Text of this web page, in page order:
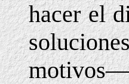
hacer el